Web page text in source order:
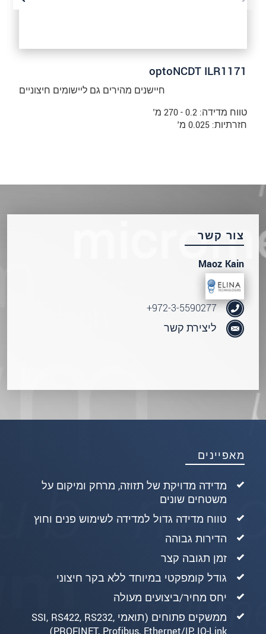
optoNCDT ILR1171
חיישנים מהירים גם ליישומים חיצוניים
טווח מדידה: 0.2 - 270 מ'
חזרתיות: 0.025 מ'
מאפיינים
מדידה מדויקת של תזוזה, מרחק ומיקום על
משטחים שונים
טווח מדידה גדול למדידה לשימוש פנים וחוץ
הדירות גבוהה
זמן תגובה קצר
גודל קומפקטי במיוחד ללא בקר חיצוני
יחס מחיר/ביצועים מעולה
ממשקים פתוחים (תואמי SSI, RS422, RS232,
PROFINET, Profibus, Ethernet/IP, IO-Link)
צור קשר
Maoz Kain
972-3-5590277+
ליצירת קשר